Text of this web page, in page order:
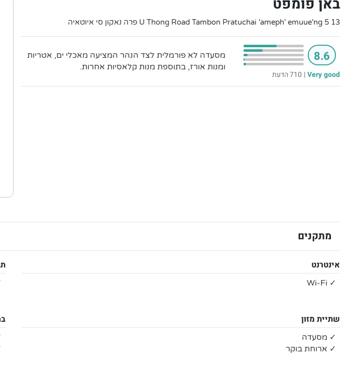
באן פומפט
13 5 U Thong Road Tambon Pratuchai 'ameph' emuue'ng פרה נאקון סי איוטאיה
8.6
Very good
| 710 הדעת
מסעדה לא פורמלית לצד הנהר המציעה מאכלי ים, אטריות
ומנות אורז, בתוספת מנות קלאסיות אחרות.
מתקנים
אינטרנט
✓ Wi-Fi
שתיית מזון
✓ מסעדה
✓ ארוחת בוקר